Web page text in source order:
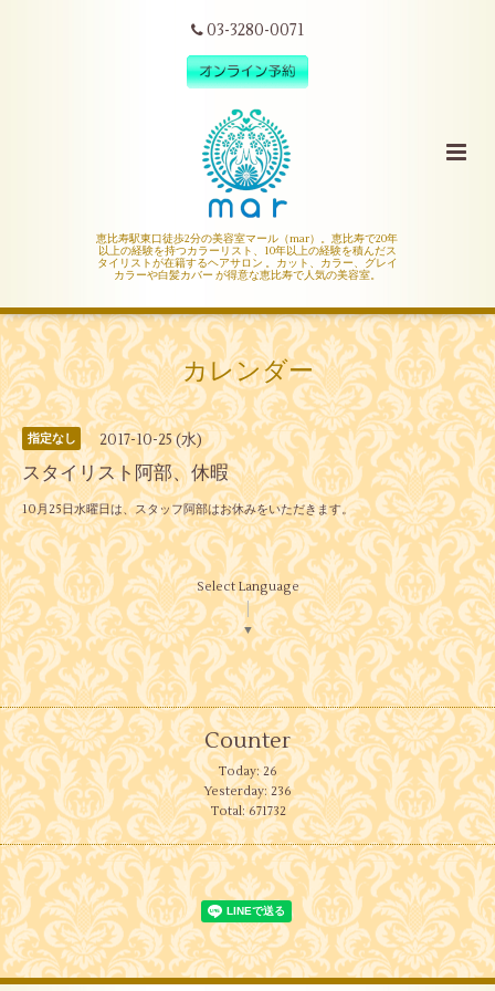
03-3280-0071
恵比寿駅東口徒歩2分の美容室マール（mar）。恵比寿で20年
以上の経験を持つカラーリスト、10年以上の経験を積んだス
タイリストが在籍するヘアサロン 。カット、カラー、グレイ
カラーや白髪カバー が得意な恵比寿で人気の美容室。
カレンダー
指定なし 2017-10-25 (水)
スタイリスト阿部、休暇
10月25日水曜日は、スタッフ阿部はお休みをいただきます。
Select Language
▼
Counter
Today:26
Yesterday:236
Total:671732